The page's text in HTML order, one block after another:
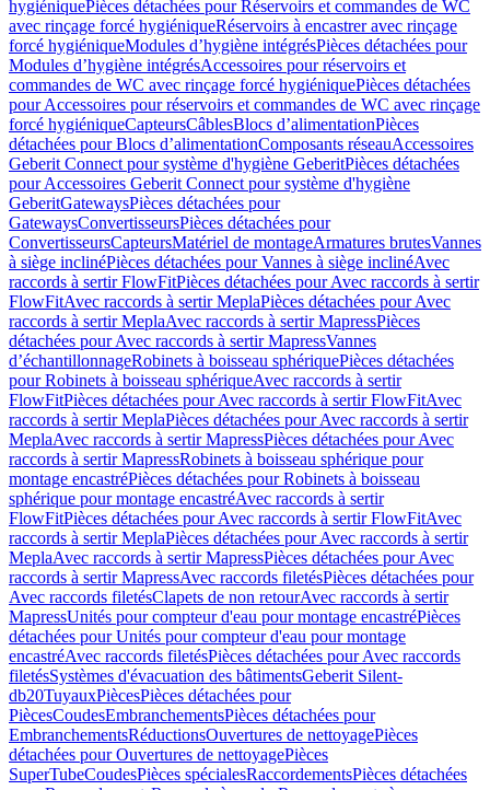
hygiéniquePièces détachées pour Réservoirs et commandes de WC
avec rinçage forcé hygiéniqueRéservoirs à encastrer avec rinçage
forcé hygiéniqueModules d’hygiène intégrésPièces détachées pour
Modules d’hygiène intégrésAccessoires pour réservoirs et
commandes de WC avec rinçage forcé hygiéniquePièces détachées
pour Accessoires pour réservoirs et commandes de WC avec rinçage
forcé hygiéniqueCapteursCâblesBlocs d’alimentationPièces
détachées pour Blocs d’alimentationComposants réseauAccessoires
Geberit Connect pour système d'hygiène GeberitPièces détachées
pour Accessoires Geberit Connect pour système d'hygiène
GeberitGatewaysPièces détachées pour
GatewaysConvertisseursPièces détachées pour
ConvertisseursCapteursMatériel de montageArmatures brutesVannes
à siège inclinéPièces détachées pour Vannes à siège inclinéAvec
raccords à sertir FlowFitPièces détachées pour Avec raccords à sertir
FlowFitAvec raccords à sertir MeplaPièces détachées pour Avec
raccords à sertir MeplaAvec raccords à sertir MapressPièces
détachées pour Avec raccords à sertir MapressVannes
d’échantillonnageRobinets à boisseau sphériquePièces détachées
pour Robinets à boisseau sphériqueAvec raccords à sertir
FlowFitPièces détachées pour Avec raccords à sertir FlowFitAvec
raccords à sertir MeplaPièces détachées pour Avec raccords à sertir
MeplaAvec raccords à sertir MapressPièces détachées pour Avec
raccords à sertir MapressRobinets à boisseau sphérique pour
montage encastréPièces détachées pour Robinets à boisseau
sphérique pour montage encastréAvec raccords à sertir
FlowFitPièces détachées pour Avec raccords à sertir FlowFitAvec
raccords à sertir MeplaPièces détachées pour Avec raccords à sertir
MeplaAvec raccords à sertir MapressPièces détachées pour Avec
raccords à sertir MapressAvec raccords filetésPièces détachées pour
Avec raccords filetésClapets de non retourAvec raccords à sertir
MapressUnités pour compteur d'eau pour montage encastréPièces
détachées pour Unités pour compteur d'eau pour montage
encastréAvec raccords filetésPièces détachées pour Avec raccords
filetésSystèmes d'évacuation des bâtimentsGeberit Silent-
db20TuyauxPiècesPièces détachées pour
PiècesCoudesEmbranchementsPièces détachées pour
EmbranchementsRéductionsOuvertures de nettoyagePièces
détachées pour Ouvertures de nettoyagePièces
SuperTubeCoudesPièces spécialesRaccordementsPièces détachées